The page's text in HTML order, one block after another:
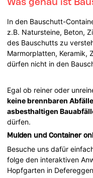
In den Bauschutt-
z.B. Natursteine, Beton,
des Bauschutts zu
Marmorplatten, Keramik,
dürfen nicht in den
Egal ob reiner oder
keine brennbaren
asbesthaltigen
dürfen.
Mulden und Container
Besuche uns dafür
folge den interaktiven
Hopfgarten in